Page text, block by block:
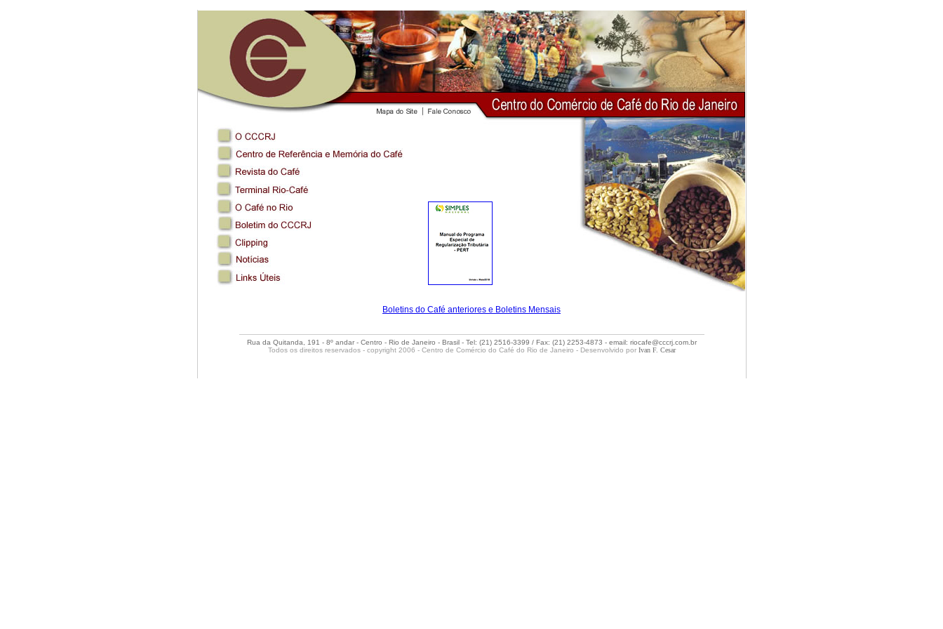
Boletins do Café anteriores e Boletins Mensais
Rua da Quitanda, 191 - 8º andar - Centro - Rio de Janeiro - Brasil - Tel: (21) 2516-3399 / Fax: (21) 2253-4873 - email: riocafe@cccrj.com.br
Todos os direitos reservados - copyright 2006 - Centro de Comércio do Café do Rio de Janeiro - Desenvolvido por Ivan F. Cesar